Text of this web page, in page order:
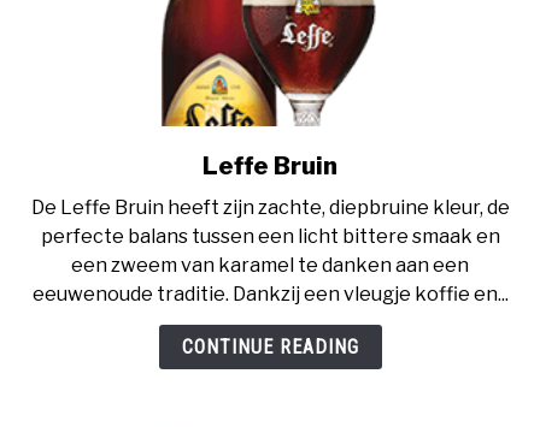
link
Leffe
Bruin
Leffe Bruin
De Leffe Bruin heeft zijn zachte, diepbruine kleur, de
perfecte balans tussen een licht bittere smaak en
een zweem van karamel te danken aan een
eeuwenoude traditie. Dankzij een vleugje koffie en...
CONTINUE READING